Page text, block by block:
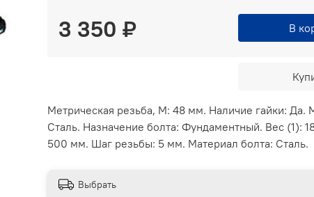
3 350 ₽ В
Метрическая резьба, М: 48 мм. Наличие гайки: Да.
Сталь. Назначение болта: Фундаментный. Вес (1):
500 мм. Шаг резьбы: 5 мм. Материал болта: Сталь.
Выбрать